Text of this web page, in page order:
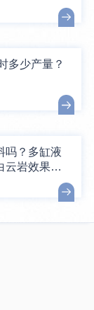
多少产量？
吗？多缸液
云岩效果如